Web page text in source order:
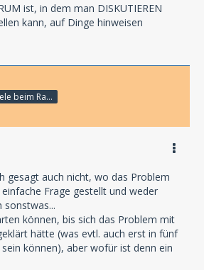
ist, in dem man DISKUTIEREN
kann, auf Dinge hinweisen
hört Hörspiele beim Rasenmähen
gesagt auch nicht, wo das Problem
Frage gestellt und weder
können, bis sich das Problem mit
hätte (was evtl. auch erst in fünf
können), aber wofür ist denn ein